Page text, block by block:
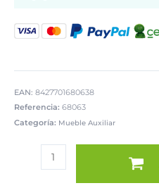
EAN: 8427701680638
Referencia: 68063
Categoría: Mueble Auxiliar
ENTRADA